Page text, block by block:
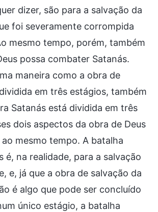
dizer, são para a salvação da
foi severamente corrompida
mesmo tempo, porém, também
possa combater Satanás.
maneira como a obra de
em três estágios, também
Satanás está dividida em três
dois aspectos da obra de Deus
mesmo tempo. A batalha
é, na realidade, para a salvação
e, já que a obra de salvação da
é algo que pode ser concluído
único estágio, a batalha